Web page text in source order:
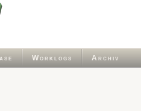
Worklogs Archiv